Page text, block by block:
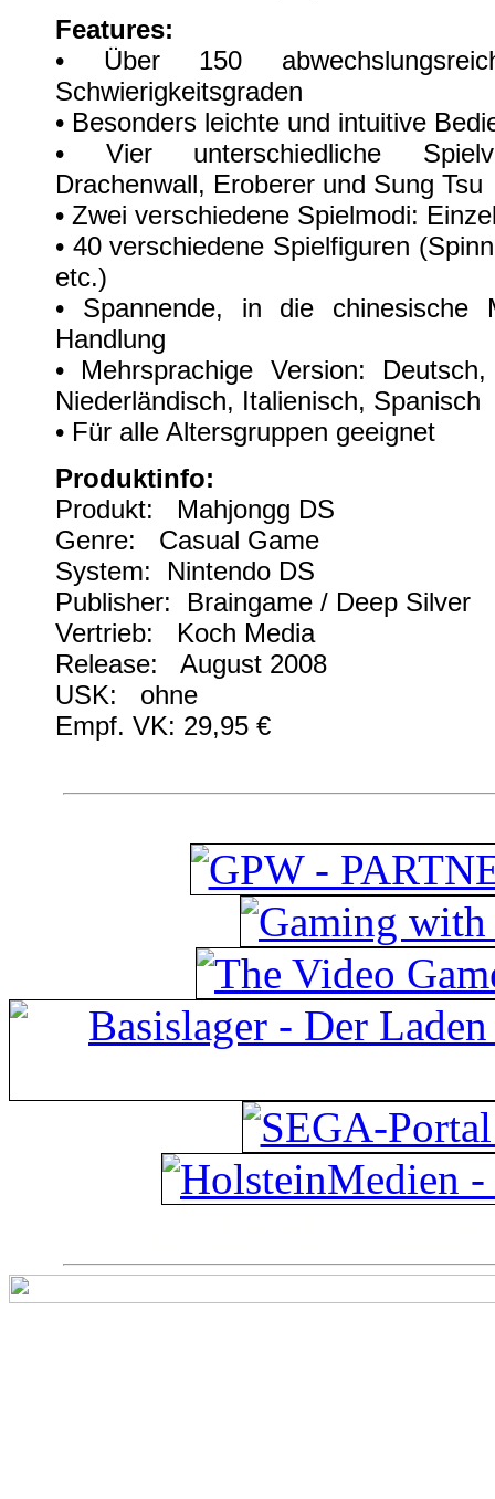
Features:
• Über 150
Schwierigkeitsgraden
• Besonders leichte und intuitive
• Vier unterschiedliche
Drachenwall, Eroberer und Sung Tsu
• Zwei verschiedene Spielmodi:
• 40 verschiedene Spielfiguren
etc.)
• Spannende, in die chinesische
Handlung
• Mehrsprachige Version:
Niederländisch, Italienisch, Spanisch
• Für alle Altersgruppen geeignet
Produktinfo:
Produkt: Mahjongg DS
Genre: Casual Game
System: Nintendo DS
Publisher: Braingame / Deep Silver
Vertrieb: Koch Media
Release: August 2008
USK: ohne
Empf. VK: 29,95 €